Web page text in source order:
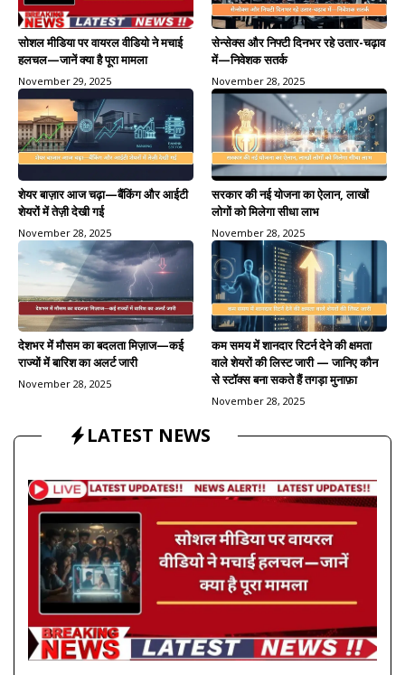
सोशल मीडिया पर वायरल वीडियो ने मचाई
हलचल—जानें क्या है पूरा मामला
November 29, 2025
सेन्सेक्स और निफ्टी दिनभर रहे उतार-चढ़ाव
में—निवेशक सतर्क
November 28, 2025
शेयर बाज़ार आज चढ़ा—बैंकिंग और आईटी
शेयरों में तेज़ी देखी गई
November 28, 2025
सरकार की नई योजना का ऐलान, लाखों
लोगों को मिलेगा सीधा लाभ
November 28, 2025
देशभर में मौसम का बदलता मिज़ाज—कई
राज्यों में बारिश का अलर्ट जारी
November 28, 2025
कम समय में शानदार रिटर्न देने की क्षमता
वाले शेयरों की लिस्ट जारी — जानिए कौन
से स्टॉक्स बना सकते हैं तगड़ा मुनाफ़ा
November 28, 2025
LATEST NEWS